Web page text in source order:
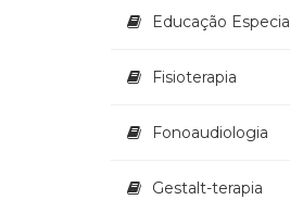
Educação Especial
Fisioterapia
Fonoaudiologia
Gestalt-terapia